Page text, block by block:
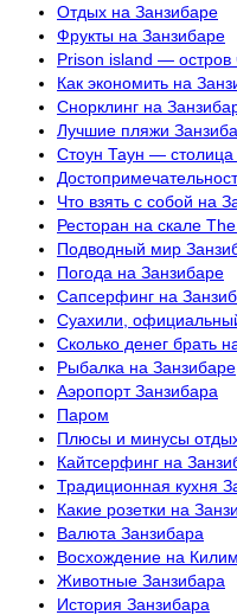
Отдых на Занзибаре
Фрукты на Занзибаре
Prison island — остров
Как экономить на
Снорклинг на
Лучшие пляжи
Стоун Таун — столица
Что взять с собой на
Ресторан на скале
Подводный мир
Погода на Занзибаре
Сапсерфинг на
Суахили,
Сколько денег брать
Рыбалка на Занзибаре
Аэропорт Занзибара
Паром
Плюсы и минусы
Кайтсерфинг на
Традиционная кухня
Какие розетки на
Валюта Занзибара
Восхождение на
Животные Занзибара
История Занзибара